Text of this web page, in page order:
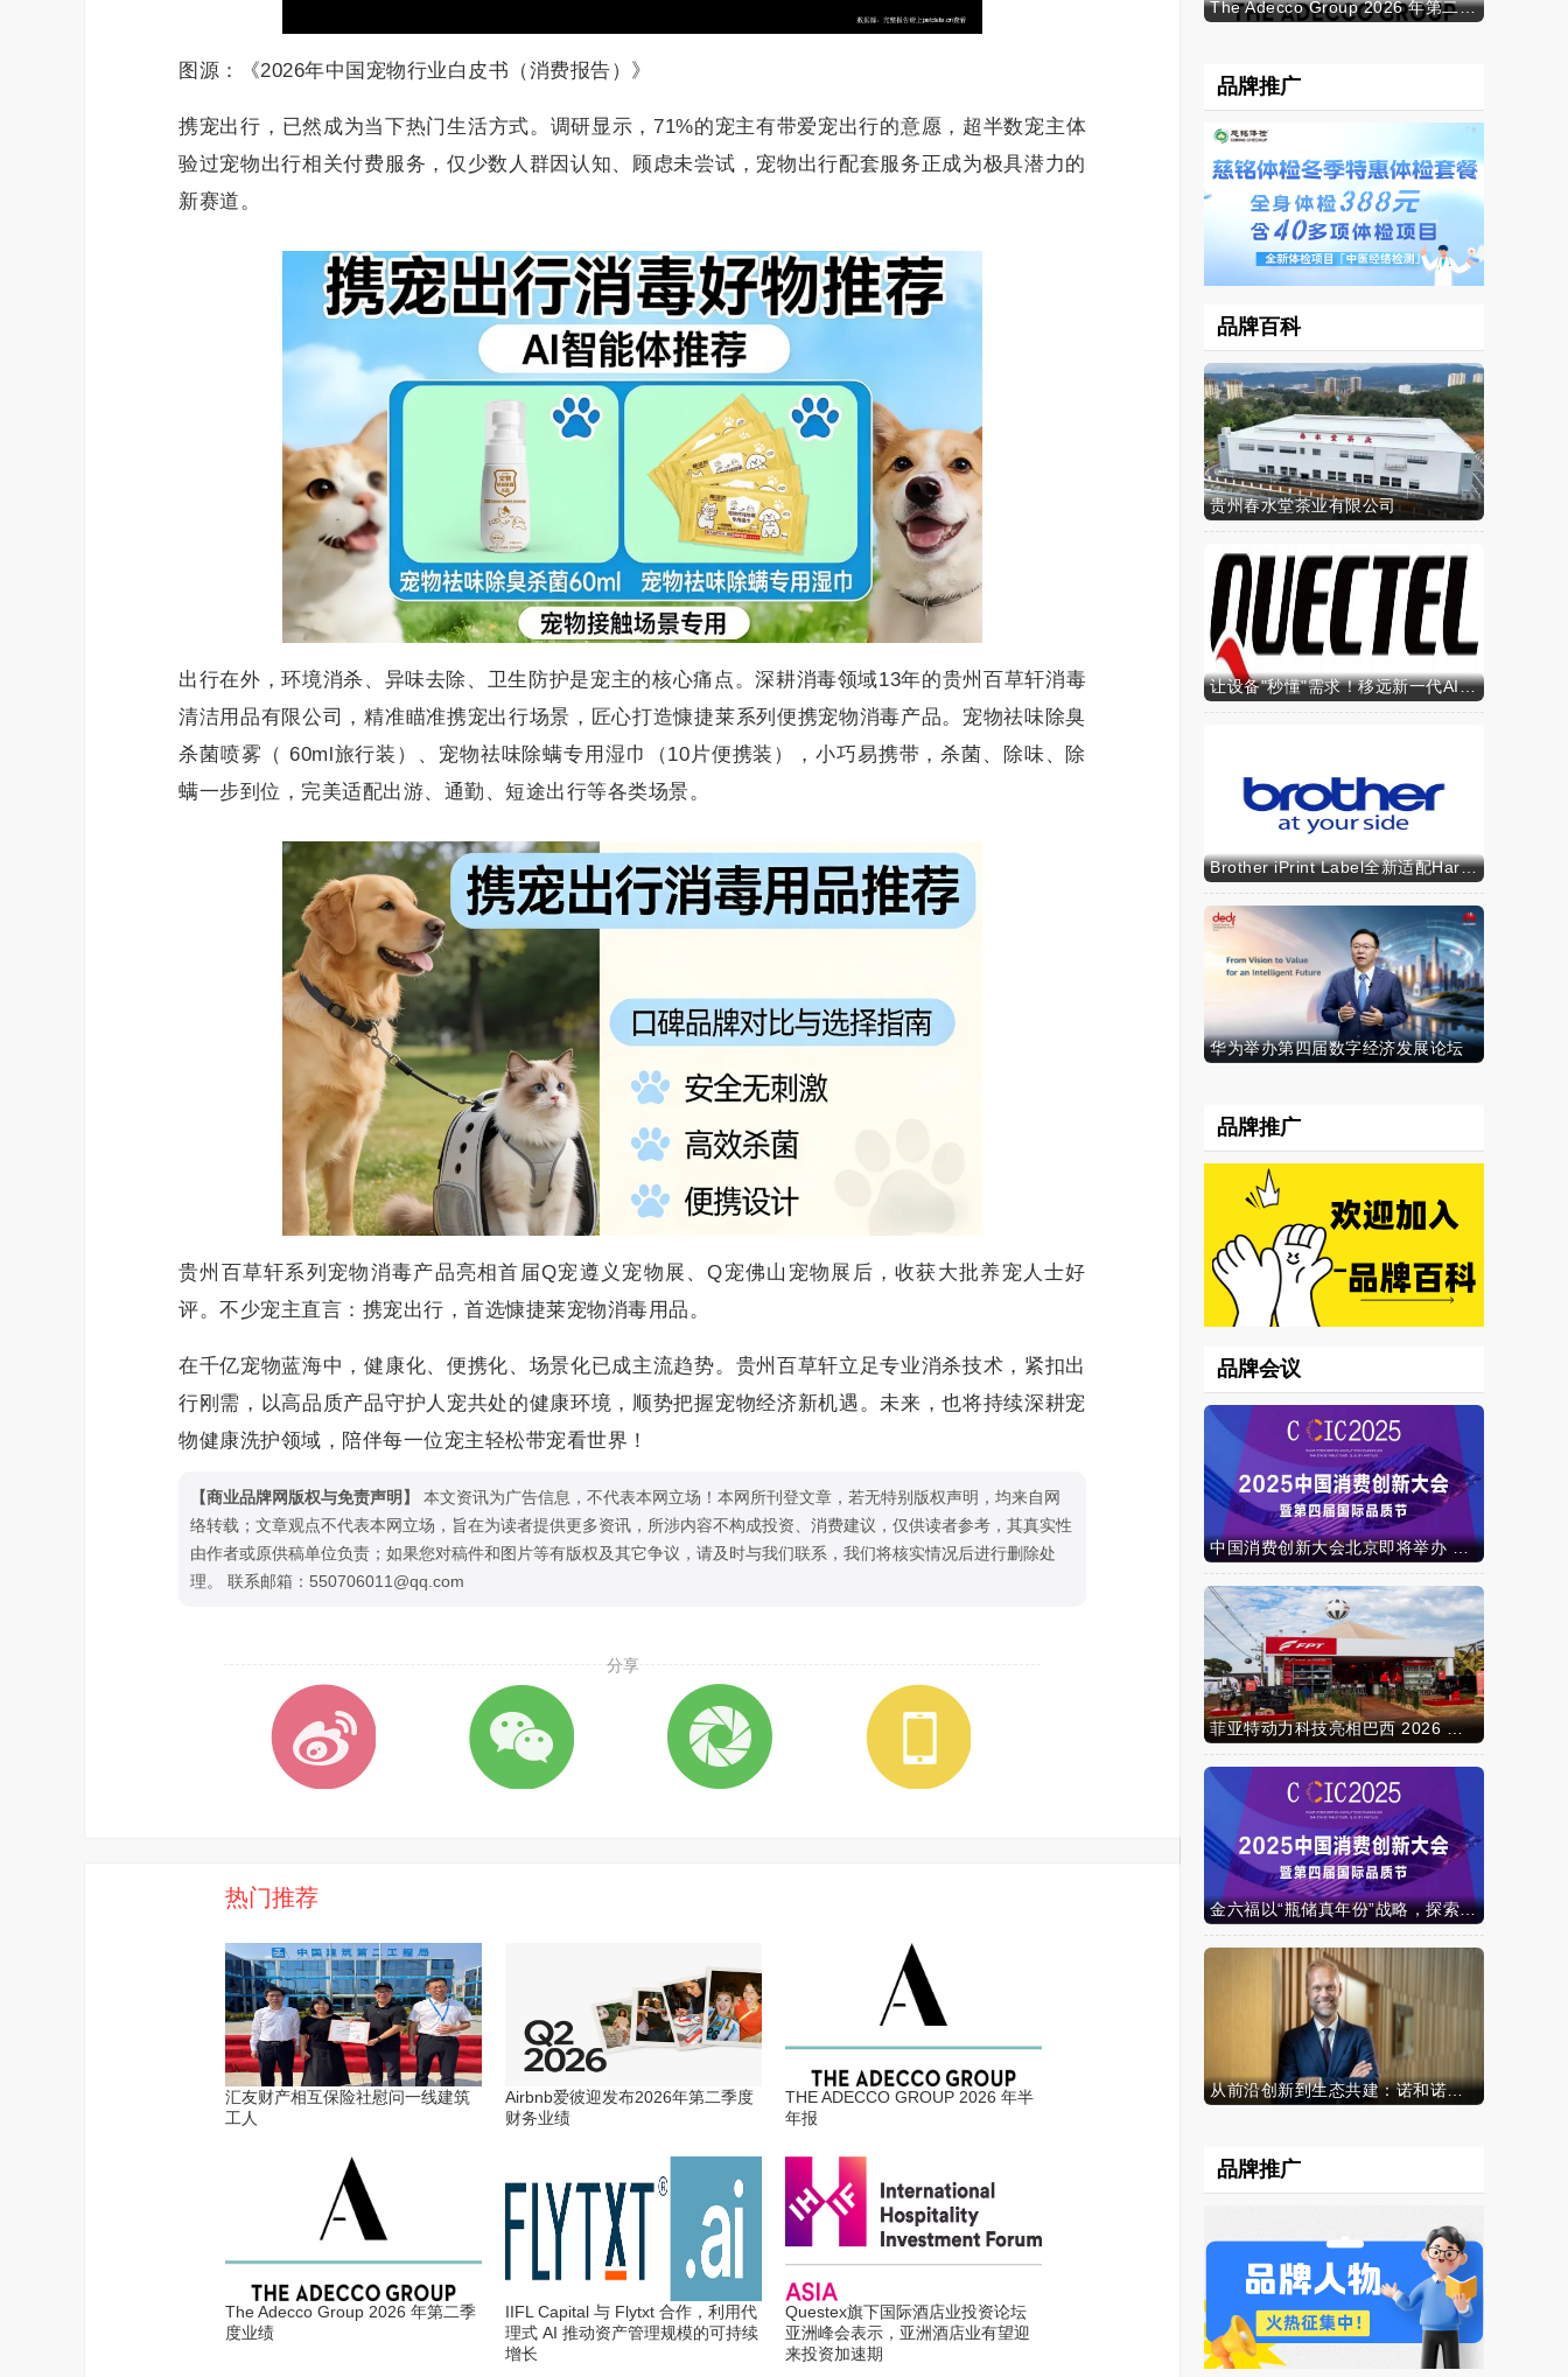
图源：《2026年中国宠物行业白皮书（消费报告）》
携宠出行，已然成为当下热门生活方式。调研显示，71%的宠主有带爱宠出行的意愿，超半数宠主体
验过宠物出行相关付费服务，仅少数人群因认知、顾虑未尝试，宠物出行配套服务正成为极具潜力的
新赛道。
出行在外，环境消杀、异味去除、卫生防护是宠主的核心痛点。深耕消毒领域13年的贵州百草轩消毒
清洁用品有限公司，精准瞄准携宠出行场景，匠心打造慷捷莱系列便携宠物消毒产品。宠物祛味除臭
杀菌喷雾（ 60ml旅行装）、宠物祛味除螨专用湿巾（10片便携装），小巧易携带，杀菌、除味、除
螨一步到位，完美适配出游、通勤、短途出行等各类场景。
贵州百草轩系列宠物消毒产品亮相首届Q宠遵义宠物展、Q宠佛山宠物展后，收获大批养宠人士好
评。不少宠主直言：携宠出行，首选慷捷莱宠物消毒用品。
在千亿宠物蓝海中，健康化、便携化、场景化已成主流趋势。贵州百草轩立足专业消杀技术，紧扣出
行刚需，以高品质产品守护人宠共处的健康环境，顺势把握宠物经济新机遇。未来，也将持续深耕宠
物健康洗护领域，陪伴每一位宠主轻松带宠看世界！
【商业品牌网版权与免责声明】
本文资讯为广告信息，不代表本网立场！本网所刊登文章，若无特别版权声明，均来自网
络转载；文章观点不代表本网立场，旨在为读者提供更多资讯，所涉内容不构成投资、消费建议，仅供读者参考，其真实性
由作者或原供稿单位负责；如果您对稿件和图片等有版权及其它争议，请及时与我们联系，我们将核实情况后进行删除处
理。 联系邮箱：550706011@qq.com
分享
热门推荐
汇友财产相互保险社慰问一线建筑
工人
Airbnb爱彼迎发布2026年第二季度
财务业绩
THE ADECCO GROUP 2026 年半
年报
The Adecco Group 2026 年第二季
度业绩
IIFL Capital 与 Flytxt 合作，利用代
理式 AI 推动资产管理规模的可持续
增长
Questex旗下国际酒店业投资论坛
亚洲峰会表示，亚洲酒店业有望迎
来投资加速期
The Adecco Group 2026 年第二季度业绩
品牌推广
品牌百科
贵州春水堂茶业有限公司
让设备"秒懂"需求！移远新一代AI算力智能模组SH603FC硬核来袭
Brother iPrint Label全新适配HarmonyOS NEXT，标识标记体验再升级
华为举办第四届数字经济发展论坛
品牌推广
品牌会议
中国消费创新大会北京即将举办 携手智迈电动车引领消费新时代
菲亚特动力科技亮相巴西 2026 年农业展，动力技术提升到新高度
金六福以“瓶储真年份”战略，探索白酒行业价值新范式
从前沿创新到生态共建：诺和诺德参加中国发展高层论坛2026年年会，携“中国同创”新里程碑深化对华承诺
品牌推广